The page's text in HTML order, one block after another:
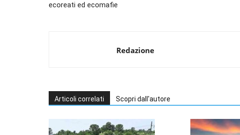
ecoreati ed ecomafie
Redazione
Articoli correlati Scopri dall'autore